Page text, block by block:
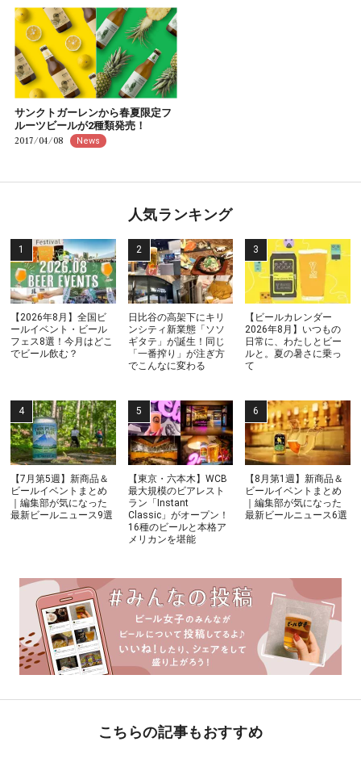
サンクトガーレンから春夏限定フ
ルーツビールが2種類発売！
2017/04/08 News
人気ランキング
【2026年8月】全国ビ
ールイベント・ビール
フェス8選！今月はどこ
でビール飲む？
日比谷の高架下にキリ
ンシティ新業態「ソソ
ギタテ」が誕生！同じ
「一番搾り」が注ぎ方
でこんなに変わる
【ビールカレンダー
2026年8月】いつもの
日常に、わたしとビー
ルと。夏の暑さに乗っ
て
【7月第5週】新商品＆
ビールイベントまとめ
｜編集部が気になった
最新ビールニュース9選
【東京・六本木】WCB
最大規模のビアレスト
ラン「Instant
Classic」がオープン！
16種のビールと本格ア
メリカンを堪能
【8月第1週】新商品＆
ビールイベントまとめ
｜編集部が気になった
最新ビールニュース6選
こちらの記事もおすすめ